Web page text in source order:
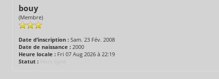
bouy
(Membre)
Date d’inscription : Sam. 23 Fév. 2008
Date de naissance : 2000
Heure locale : Fri 07 Aug 2026 à 22:19
Statut :